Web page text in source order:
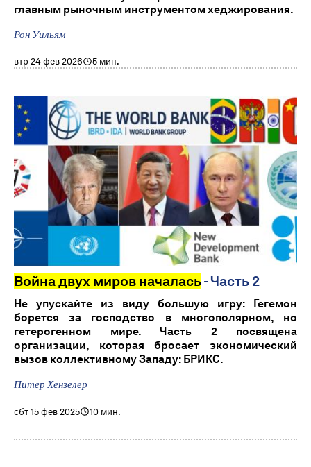
главным рыночным инструментом хеджирования.
Рон Уильям
втр 24 фев 2026 5 мин.
Война двух миров началась- Часть 2
Не упускайте из виду большую игру: Гегемон
борется за господство в многополярном, но
гетерогенном мире. Часть 2 посвящена
организации, которая бросает экономический
вызов коллективному Западу: БРИКС.
Питер Хензелер
сбт 15 фев 2025 10 мин.